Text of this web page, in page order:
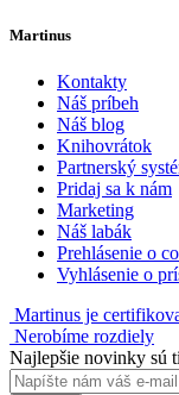
Martinus
Kontakty
Náš príbeh
Náš blog
Knihovrátok
Partnerský
Pridaj sa k nám
Marketing
Náš labák
Prehlásenie o
Vyhlásenie o
Martinus je
Nerobíme rozdiely
Najlepšie novinky sú